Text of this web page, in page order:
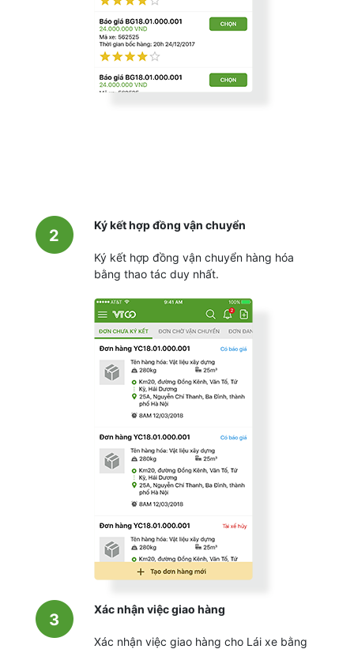
2
Ký kết hợp đồng vận chuyển
Ký kết hợp đồng vận chuyển hàng hóa
bằng thao tác duy nhất.
3
Xác nhận việc giao hàng
Xác nhận việc giao hàng cho Lái xe bằng